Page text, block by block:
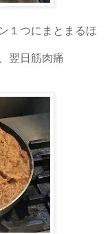
１つにまとまるほ
翌日筋肉痛